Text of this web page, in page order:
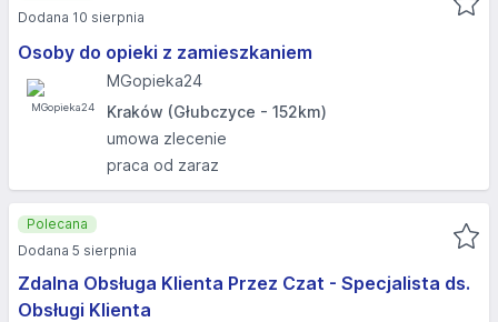
Osoby do opieki z zamieszkaniem
MGopieka24
Kraków (Głubczyce - 152km)
umowa zlecenie
praca od zaraz
Dodana 10 sierpnia
Zdalna Obsługa Klienta Przez Czat - Specjalista ds.
Obsługi Klienta
Polecana
Dodana 5 sierpnia